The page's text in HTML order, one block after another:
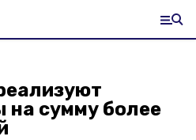
на сумму более